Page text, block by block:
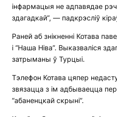
інфармацыя не адпавядае
здагадкай”, — падкрэсліў
Раней аб знікненні Котава
і “Наша Ніва”. Выказваліся
затрыманы ў Турцыі.
Тэлефон Котава цяпер
звязацца з ім адбываецца
“абаненцкай скрыні”.